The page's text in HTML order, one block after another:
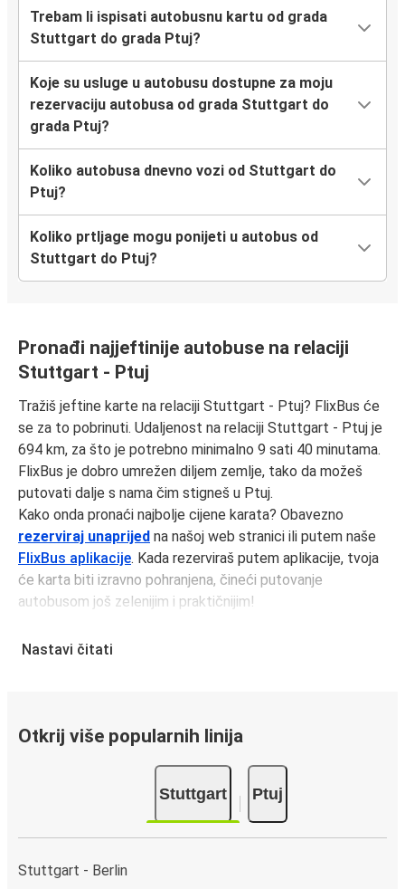
Trebam li ispisati autobusnu kartu od grada
Stuttgart do grada Ptuj?
Koje su usluge u autobusu dostupne za moju
rezervaciju autobusa od grada Stuttgart do
grada Ptuj?
Koliko autobusa dnevno vozi od Stuttgart do
Ptuj?
Koliko prtljage mogu ponijeti u autobus od
Stuttgart do Ptuj?
Pronađi najjeftinije autobuse na relaciji
Stuttgart - Ptuj
Tražiš jeftine karte na relaciji Stuttgart - Ptuj? FlixBus će
se za to pobrinuti. Udaljenost na relaciji Stuttgart - Ptuj je
694 km, za što je potrebno minimalno 9 sati 40 minutama.
FlixBus je dobro umrežen diljem zemlje, tako da možeš
putovati dalje s nama čim stigneš u Ptuj.
Kako onda pronaći najbolje cijene karata? Obavezno
rezerviraj unaprijed na našoj web stranici ili putem naše
FlixBus aplikacije. Kada rezerviraš putem aplikacije, tvoja
će karta biti izravno pohranjena, čineći putovanje
autobusom još zelenijim i praktičnijim!
Dolazak u Ptuj
cijeloj zemlji vrlo je jeftino i jednostavno, što se tiče
dolaska u Ptuj možeš odabrati jednu od 16 rute(a) koje
stižu svakodnevno.
Što očekivati dok putuješ FlixBusom na relaciji
Nastavi čitati
Otkrij više popularnih linija
Stuttgart Ptuj
Stuttgart - Berlin